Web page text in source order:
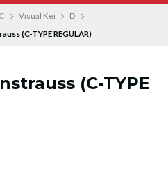
Visual Kei
D
(C-TYPE REGULAR)
(C-TYPE